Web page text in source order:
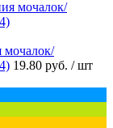
мочалок/
19.80 руб. / шт